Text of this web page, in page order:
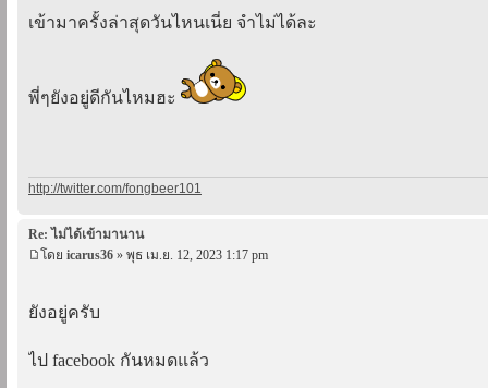
เข้ามาครั้งล่าสุดวันไหนเนี่ย จำไม่ได้ละ
พี่ๆยังอยู่ดีกันไหมฮะ
http://twitter.com/fongbeer101
Re: ไม่ได้เข้ามานาน
โดย icarus36 » พุธ เม.ย. 12, 2023 1:17 pm
ยังอยู่ครับ
ไป facebook กันหมดแล้ว